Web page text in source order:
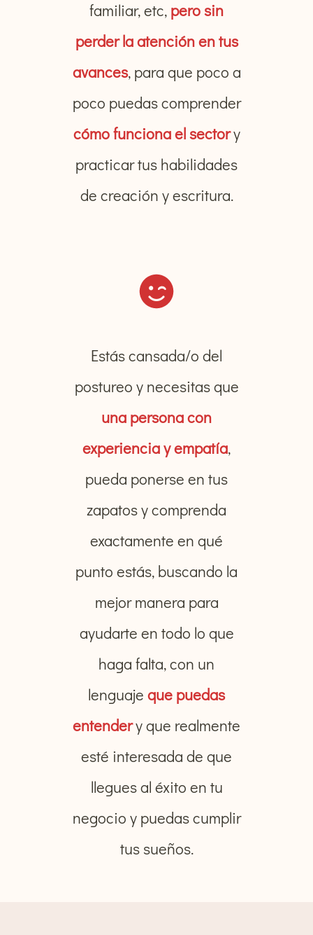
familiar, etc, pero sin
perder la atención en tus
avances, para que poco a
poco puedas comprender
cómo funciona el sectory
practicar tus habilidades
de creación y escritura.
Estás cansada/o del
postureo y necesitas que
una persona con
experiencia y empatía,
pueda ponerse en tus
zapatos y comprenda
exactamente en qué
punto estás, buscando la
mejor manera para
ayudarte en todo lo que
haga falta, con un
lenguaje que puedas
entendery que realmente
esté interesada de que
llegues al éxito en tu
negocio y puedas cumplir
tus sueños.